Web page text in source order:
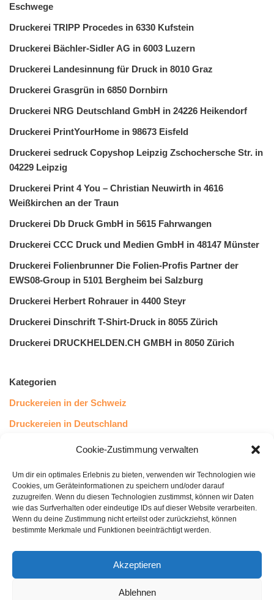
Cookie-Zustimmung verwalten
Um dir ein optimales Erlebnis zu bieten, verwenden wir Technologien wie
Cookies, um Geräteinformationen zu speichern und/oder darauf
zuzugreifen. Wenn du diesen Technologien zustimmst, können wir Daten
wie das Surfverhalten oder eindeutige IDs auf dieser Website verarbeiten.
Wenn du deine Zustimmung nicht erteilst oder zurückziehst, können
bestimmte Merkmale und Funktionen beeinträchtigt werden.
Akzeptieren
Ablehnen
Eschwege
Druckerei TRIPP Procedes in 6330 Kufstein
Druckerei Bächler-Sidler AG in 6003 Luzern
Druckerei Landesinnung für Druck in 8010 Graz
Druckerei Grasgrün in 6850 Dornbirn
Druckerei NRG Deutschland GmbH in 24226 Heikendorf
Druckerei PrintYourHome in 98673 Eisfeld
Druckerei sedruck Copyshop Leipzig Zschochersche Str. in
04229 Leipzig
Druckerei Print 4 You – Christian Neuwirth in 4616
Weißkirchen an der Traun
Druckerei Db Druck GmbH in 5615 Fahrwangen
Druckerei CCC Druck und Medien GmbH in 48147 Münster
Druckerei Folienbrunner Die Folien-Profis Partner der
EWS08-Group in 5101 Bergheim bei Salzburg
Druckerei Herbert Rohrauer in 4400 Steyr
Druckerei Dinschrift T-Shirt-Druck in 8055 Zürich
Druckerei DRUCKHELDEN.CH GMBH in 8050 Zürich
Kategorien
Druckereien in der Schweiz
Druckereien in Deutschland
Druckereien in Österreich
Kundenstimmen